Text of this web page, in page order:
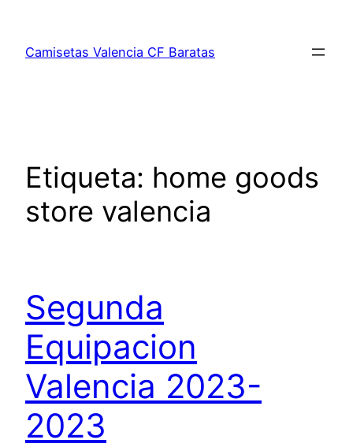
contenido
Camisetas Valencia CF Baratas
Etiqueta: home goods
store valencia
Segunda
Equipacion
Valencia 2023-
2023